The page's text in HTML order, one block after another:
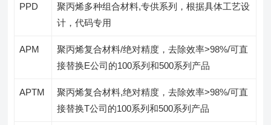
PPD
聚丙烯多种组合材料,专供系列，根据具体工艺设
计，代码专用
APM
聚丙烯复合材料/绝对精度，去除效率>98%/可直
接替换E公司的100系列和500系列产品
APTM
聚丙烯复合材料,绝对精度，去除效率>98%/可直
接替换T公司的100系列和500系列产品